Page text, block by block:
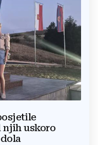
njih uskoro